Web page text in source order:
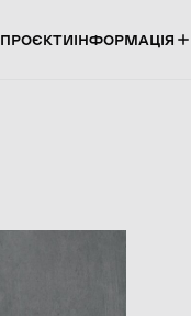
ПРОЄКТИІНФОРМАЦІЯ